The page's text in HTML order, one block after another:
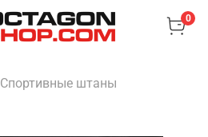
0
Спортивные штаны